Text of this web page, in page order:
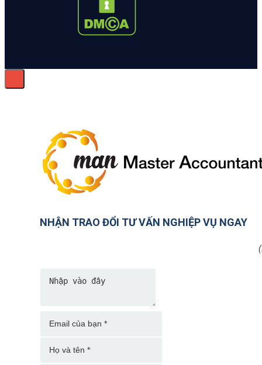
NHẬN TRAO ĐỔI TƯ VẤN NGHIỆP VỤ NGAY